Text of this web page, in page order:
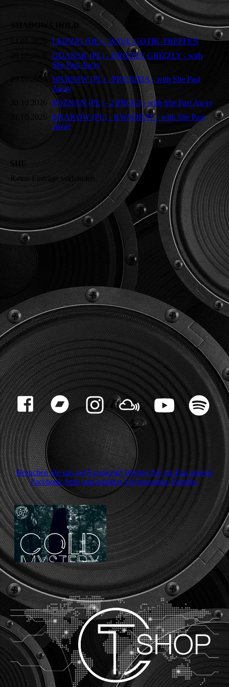
SHADOWS HOLD
24.05.2026
LEIPZIG (DE) - WAVE-GOTIK-TREFFEN
28.10.2026
GDANSK (PL) - DRIZZLY GRIZZLY - with
She Past Away
29.10.2026 WARSAW (PL) - PROXIMA - with She Past
Away
30.10.2026 POZNAN (PL) - 2 PROGI - with She Past Away
31.10.2026 KRAKOW (PL) - KWADRAT - with She Past
Away
SIIE
Keine Einträge vorhanden.
Besuchen Sie uns auf Facebook! Werden Sie ein Fan unserer
Facebook Seite und erhalten Sie besondere Vorteile.